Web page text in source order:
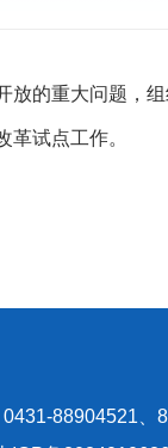
的重大问题，
试点工作。
88904521、